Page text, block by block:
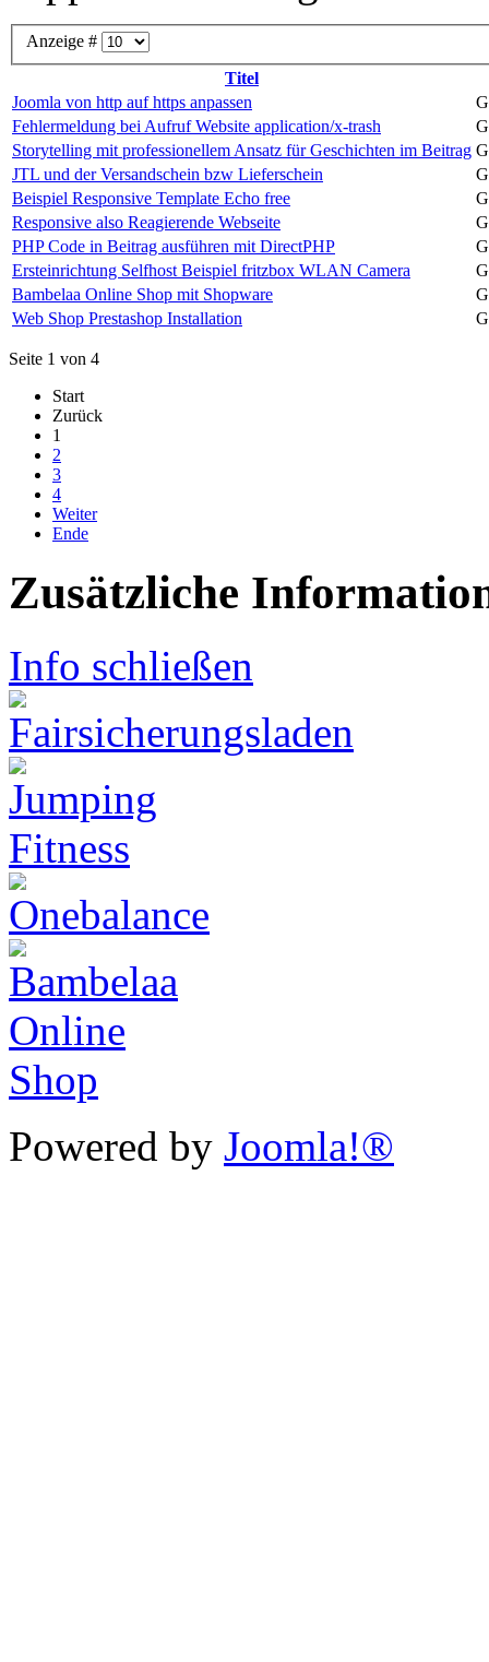
Anzeige #
Titel
Joomla von http auf https anpassen
Fehlermeldung bei Aufruf Website application/x-trash
Storytelling mit professionellem Ansatz für Geschichten im Beitrag
JTL und der Versandschein bzw Lieferschein
Beispiel Responsive Template Echo free
Responsive also Reagierende Webseite
PHP Code in Beitrag ausführen mit DirectPHP
Ersteinrichtung Selfhost Beispiel fritzbox WLAN Camera
Bambelaa Online Shop mit Shopware
Web Shop Prestashop Installation
Seite 1 von 4
Start
Zurück
1
2
3
4
Weiter
Ende
Zusätzliche
Info schließen
Powered by Joomla!®